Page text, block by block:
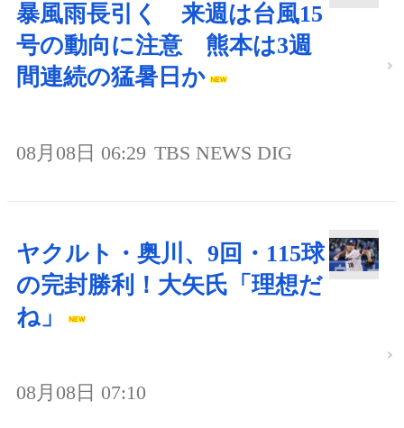
暴風雨長引く 来週は台風15
号の動向に注意 熊本は3週
間連続の猛暑日か
08月08日 06:29 TBS NEWS DIG
ヤクルト・奥川、9回・115球
の完封勝利！大矢氏「理想だ
ね」
08月08日 07:10